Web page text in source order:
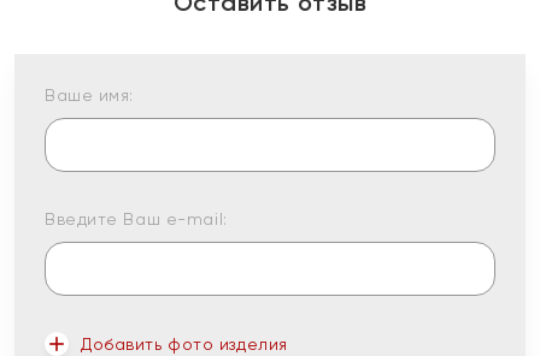
Ваше имя:
Введите Ваш e-mail:
Добавить фото изделия